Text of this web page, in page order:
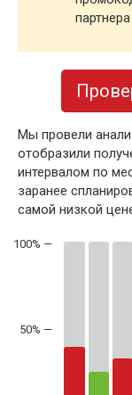
партнера
Мы провели
отобразили
интервалом по
заранее
самой низкой
50% —